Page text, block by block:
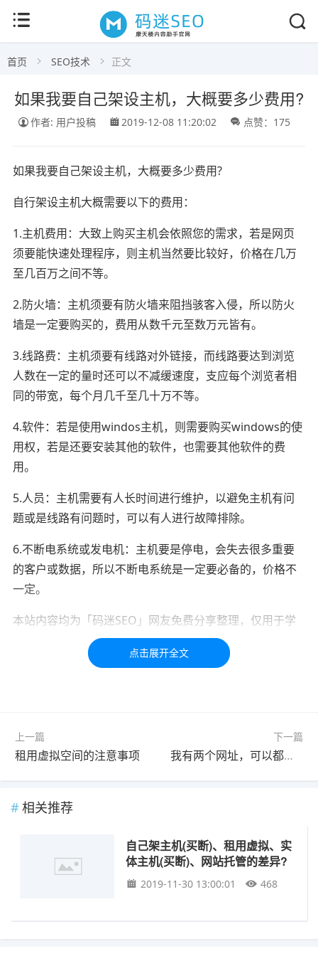
首页 SEO技术 正文
如果我要自己架设主机，大概要多少费用?
作者: 用户投稿 2019-12-08 11:20:02 点赞：175
如果我要自己架设主机，大概要多少费用?
自行架设主机大概需要以下的费用：
1.主机费用：大致上购买主机会依照您的需求，若是网页
须要能快速处理程序，则主机当然要比较好，价格在几万
至几百万之间不等。
2.防火墙：主机须要有防火墙来阻挡骇客入侵，所以防火
墙是一定要购买的，费用从数千元至数万元皆有。
3.线路费：主机须要有线路对外链接，而线路要达到浏览
人数在一定的量时还可以不减缓速度，支应每个浏览者相
同的带宽，每个月几千至几十万不等。
4.软件：若是使用windos主机，则需要购买windows的使
用权，若是还要安装其他的软件，也需要其他软件的费
用。
5.人员：主机需要有人长时间进行维护，以避免主机有问
题或是线路有问题时，可以有人进行故障排除。
6.不断电系统或发电机：主机要是停电，会失去很多重要
的客户或数据，所以不断电系统是一定要必备的，价格不
一定。
本站内容均为「码迷SEO」网友免费分享整理，仅用于学
习交流，如有疑问，请联系我们48小时处理！！！！
上一篇
租用虚拟空间的注意事项
下一篇
我有两个网址，可以都指向同一个网页吗?
相关推荐
自己架主机(买断)、租用虚拟、实
体主机(买断)、网站托管的差异?
2019-11-30 13:00:01 468